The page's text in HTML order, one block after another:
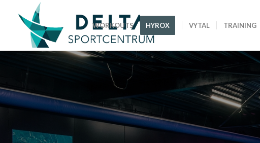
WORKOUTS HYROX VYTAL TRAINING